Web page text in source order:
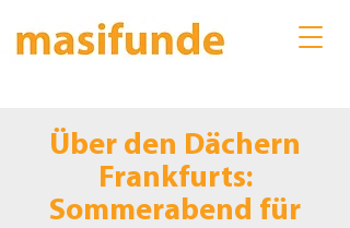
Über den Dächern
Frankfurts:
Sommerabend für